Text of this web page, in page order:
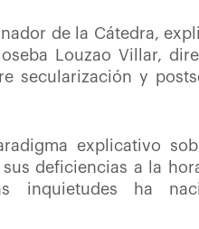
de la Cátedra,
Louzao Villar,
secularización y
explicativo
deficiencias a la
inquietudes ha